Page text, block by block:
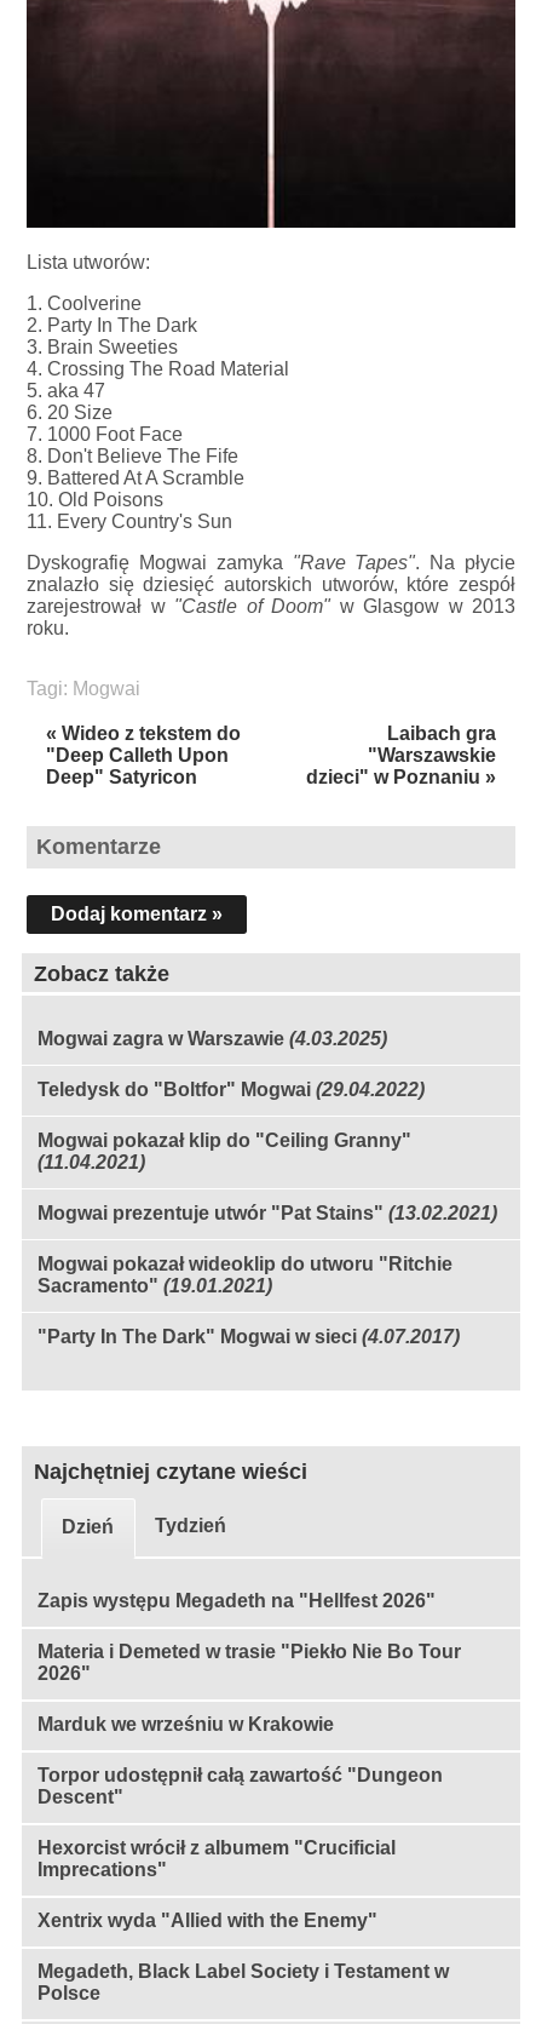
Lista utworów:
1. Coolverine
2. Party In The Dark
3. Brain Sweeties
4. Crossing The Road Material
5. aka 47
6. 20 Size
7. 1000 Foot Face
8. Don't Believe The Fife
9. Battered At A Scramble
10. Old Poisons
11. Every Country's Sun
Dyskografię Mogwai zamyka "Rave Tapes". Na płycie
znalazło się dziesięć autorskich utworów, które zespół
zarejestrował w "Castle of Doom" w Glasgow w 2013
roku.
Tagi: Mogwai
« Wideo z tekstem do
"Deep Calleth Upon
Deep" Satyricon
Laibach gra
"Warszawskie
dzieci" w Poznaniu »
Komentarze
Dodaj komentarz »
Zobacz także
Mogwai zagra w Warszawie (4.03.2025)
Teledysk do "Boltfor" Mogwai (29.04.2022)
Mogwai pokazał klip do "Ceiling Granny"
(11.04.2021)
Mogwai prezentuje utwór "Pat Stains" (13.02.2021)
Mogwai pokazał wideoklip do utworu "Ritchie
Sacramento" (19.01.2021)
"Party In The Dark" Mogwai w sieci (4.07.2017)
Najchętniej czytane wieści
Dzień Tydzień
Zapis występu Megadeth na "Hellfest 2026"
Materia i Demeted w trasie "Piekło Nie Bo Tour
2026"
Marduk we wrześniu w Krakowie
Torpor udostępnił całą zawartość "Dungeon
Descent"
Hexorcist wrócił z albumem "Crucificial
Imprecations"
Xentrix wyda "Allied with the Enemy"
Megadeth, Black Label Society i Testament w
Polsce